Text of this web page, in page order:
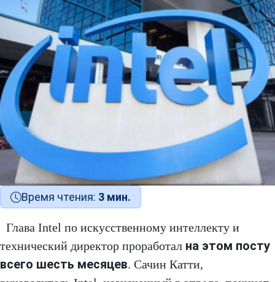
Время чтения: 3 мин.
Глава Intel по искусственному интеллекту и
технический директор проработал на этом посту
всего шесть месяцев. Сачин Катти,